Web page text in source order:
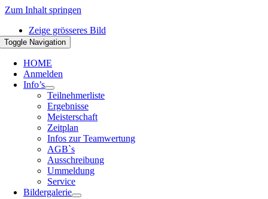
Zum Inhalt springen
Toggle Navigation
HOME
Anmelden
Info’s
Teilnehmerliste
Ergebnisse
Meisterschaft
Zeitplan
Infos zur Teamwertung
AGB`s
Ausschreibung
Ummeldung
Service
Bildergalerie
Zeige grösseres Bild